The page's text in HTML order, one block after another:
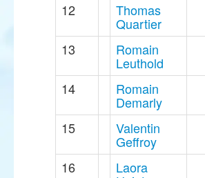
12 Thomas
Quartier
13 Romain
Leuthold
14 Romain
Demarly
15 Valentin
Geffroy
16 Laora